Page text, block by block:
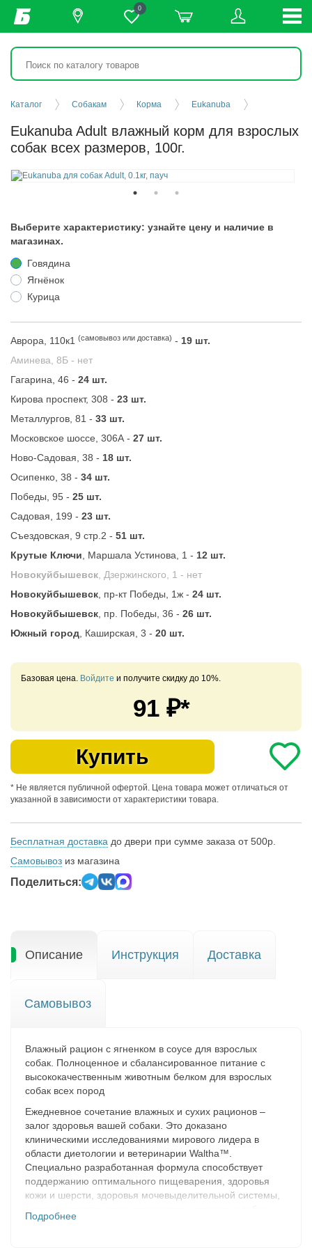
0
Каталог Собакам Корма Eukanuba
Eukanuba Adult влажный корм для взрослых
собак всех размеров, 100г.
Выберите характеристику: узнайте цену и наличие в
магазинах.
Говядина
Ягнёнок
Курица
Аврора, 110к1 (самовывоз или доставка) - 19 шт.
Аминева, 8Б - нет
Гагарина, 46 - 24 шт.
Кирова проспект, 308 - 23 шт.
Металлургов, 81 - 33 шт.
Московское шоссе, 306А - 27 шт.
Ново-Садовая, 38 - 18 шт.
Осипенко, 38 - 34 шт.
Победы, 95 - 25 шт.
Садовая, 199 - 23 шт.
Съездовская, 9 стр.2 - 51 шт.
Крутые Ключи , Маршала Устинова, 1 - 12 шт.
Новокуйбышевск , Дзержинского, 1 - нет
Новокуйбышевск , пр-кт Победы, 1ж - 24 шт.
Новокуйбышевск , пр. Победы, 36 - 26 шт.
Южный город , Каширская, 3 - 20 шт.
Базовая цена. Войдите и получите скидку до 10%.
91₽*
Купить
* Не является публичной офертой. Цена товара может отличаться от
указанной в зависимости от характеристики товара.
Бесплатная доставка до двери при сумме заказа от 500р.
Самовывоз из магазина
Поделиться:
Описание Инструкция Доставка
Самовывоз
Влажный рацион с ягненком в соусе для взрослых
собак. Полноценное и сбалансированное питание с
высококачественным животным белком для взрослых
собак всех пород
Ежедневное сочетание влажных и сухих рационов –
залог здоровья вашей собаки. Это доказано
клиническими исследованиями мирового лидера в
области диетологии и ветеринарии Waltha™.
Специально разработанная формула способствует
поддержанию оптимального пищеварения, здоровья
кожи и шерсти, здоровья мочевыделительной системы,
Влажные рационы отличаются пониженным
Подробнее